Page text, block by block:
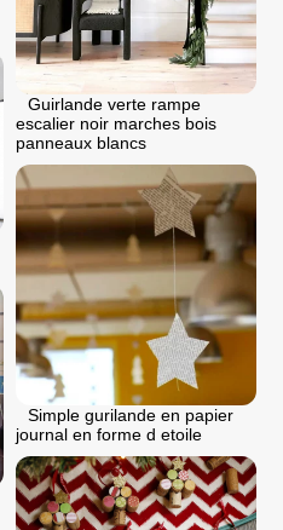
Guirlande verte rampe
escalier noir marches bois
panneaux blancs
Simple gurilande en papier
journal en forme d etoile